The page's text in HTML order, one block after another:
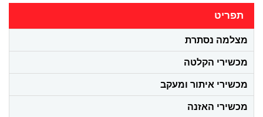
תפריט
מצלמה נסתרת
מכשירי הקלטה
מכשירי איתור ומעקב
מכשירי האזנה